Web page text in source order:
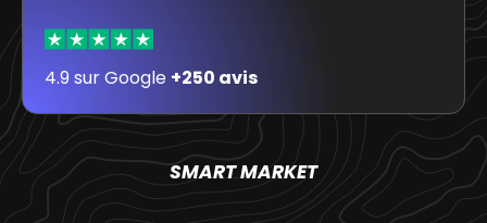
4.9 sur Google +250 avis
SMART MARKET